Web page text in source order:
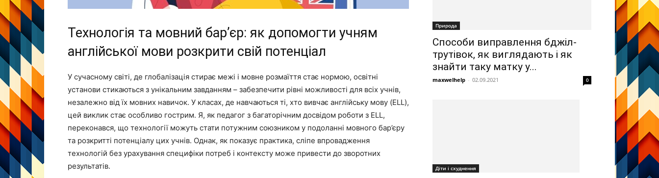
Технологія та мовний бар’єр: як допомогти учням
англійської мови розкрити свій потенціал
У сучасному світі, де глобалізація стирає межі і мовне розмаїття стає нормою, освітні
установи стикаються з унікальним завданням – забезпечити рівні можливості для всіх учнів,
незалежно від їх мовних навичок. У класах, де навчаються ті, хто вивчає англійську мову (ELL),
цей виклик стає особливо гострим. Я, як педагог з багаторічним досвідом роботи з ELL,
переконався, що технології можуть стати потужним союзником у подоланні мовного бар’єру
та розкритті потенціалу цих учнів. Однак, як показує практика, сліпе впровадження
технологій без урахування специфіки потреб і контексту може привести до зворотних
результатів.
Природа
Способи виправлення бджіл-
трутівок, як виглядають і як
знайти таку матку у...
maxwelhelp - 02.09.2021 0
Діти і схуднення